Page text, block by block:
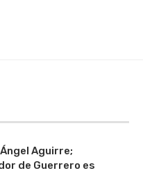
Aguirre;
de Guerrero es